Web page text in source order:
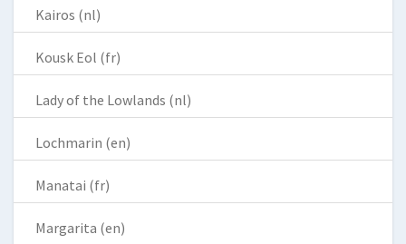
Kairos (nl)
Kousk Eol (fr)
Lady of the Lowlands (nl)
Lochmarin (en)
Manatai (fr)
Margarita (en)